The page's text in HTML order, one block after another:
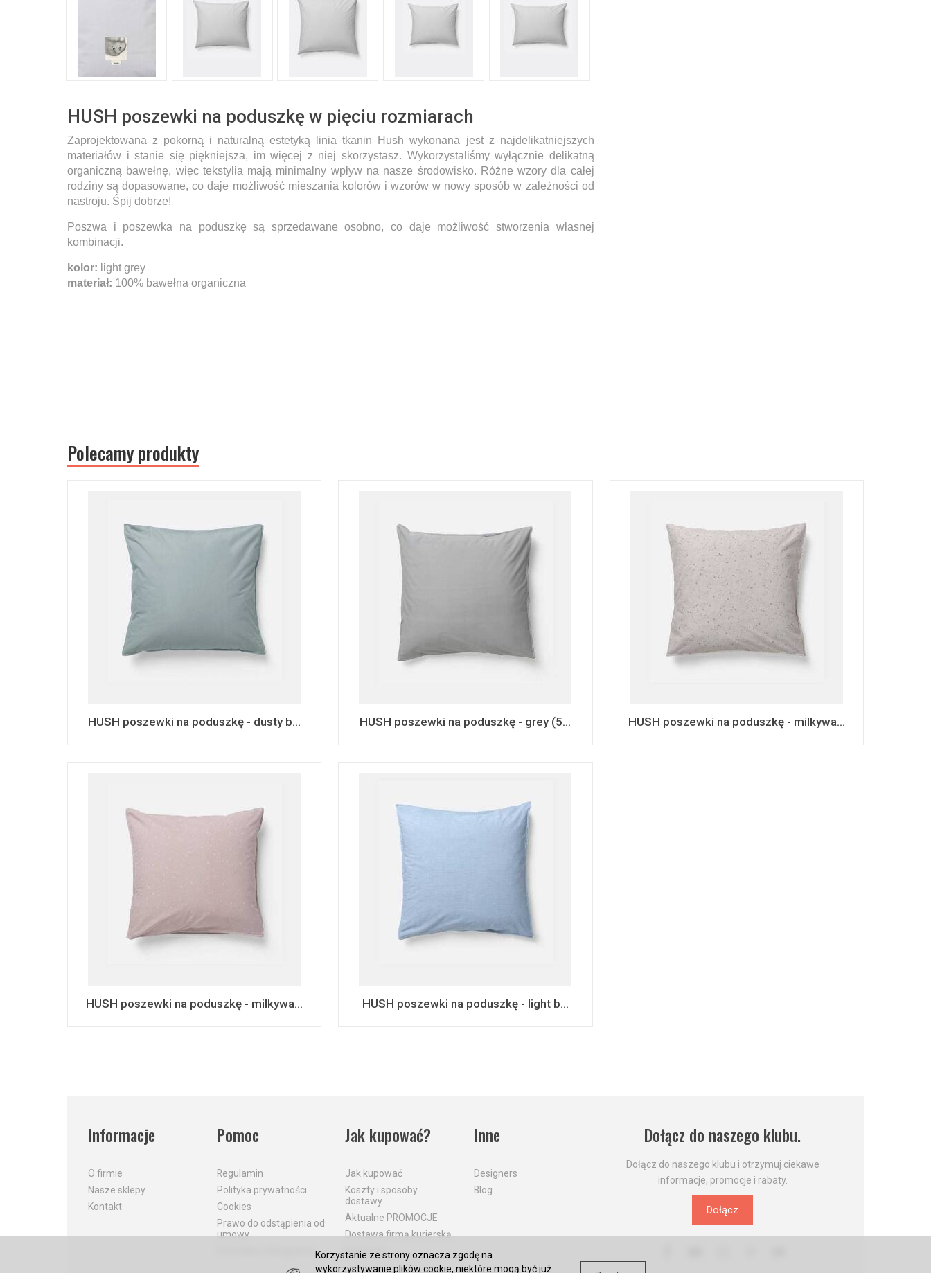
HUSH poszewki na poduszkę w pięciu rozmiarach
Zaprojektowana z pokorną i naturalną estetyką linia tkanin Hush wykonana jest z najdelikatniejszych
materiałów i stanie się piękniejsza, im więcej z niej skorzystasz. Wykorzystaliśmy wyłącznie delikatną
organiczną bawełnę, więc tekstylia mają minimalny wpływ na nasze środowisko. Różne wzory dla całej
rodziny są dopasowane, co daje możliwość mieszania kolorów i wzorów w nowy sposób w zależności od
nastroju. Śpij dobrze!
Poszwa i poszewka na poduszkę są sprzedawane osobno, co daje możliwość stworzenia własnej
kombinacji.
kolor: light grey
materiał: 100% bawełna organiczna
Polecamy produkty
HUSH poszewki na poduszkę - dusty b... HUSH poszewki na poduszkę - grey (5... HUSH poszewki na poduszkę - milkywa...
HUSH poszewki na poduszkę - milkywa... HUSH poszewki na poduszkę - light b...
Informacje
O firmie
Nasze sklepy
Kontakt
Pomoc
Regulamin
Polityka prywatności
Cookies
Prawo do odstąpienia od
umowy
Jak kupować?
Jak kupować
Koszty i sposoby
dostawy
Aktualne PROMOCJE
Dostawa firmą kurierską
Płatności
Inne
Designers
Blog
Dołącz do naszego klubu.
Dołącz do naszego klubu i otrzymuj ciekawe
informacje, promocje i rabaty.
Dołącz
Korzystanie ze strony oznacza zgodę na
wykorzystywanie plików cookie, niektóre mogą być już